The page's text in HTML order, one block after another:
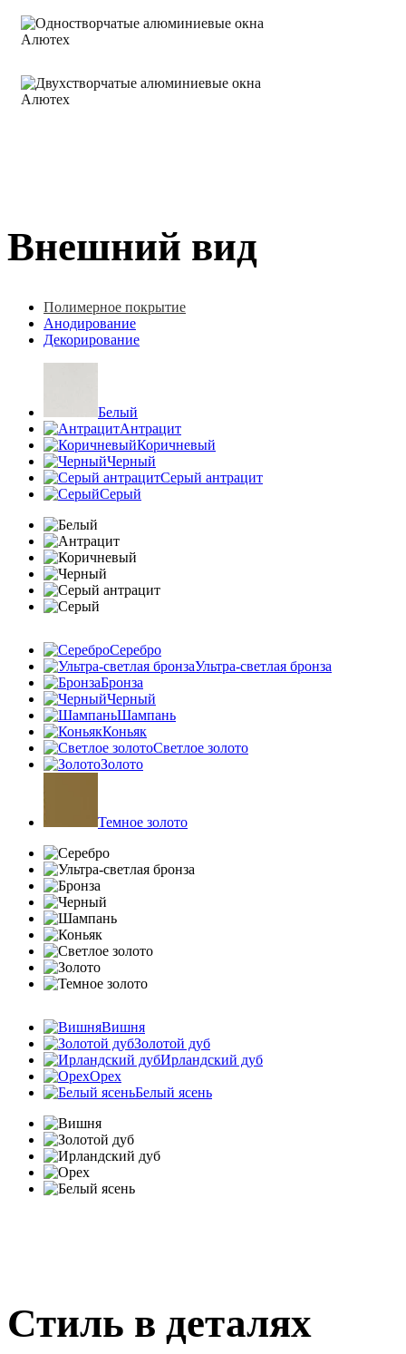
Внешний вид
Полимерное покрытие
Анодирование
Декорирование
Белый
Антрацит
Коричневый
Черный
Серый антрацит
Серый
Серебро
Ультра-светлая бронза
Бронза
Черный
Шампань
Коньяк
Светлое золото
Золото
Темное золото
Вишня
Золотой дуб
Ирландский дуб
Орех
Белый ясень
Стиль в деталях